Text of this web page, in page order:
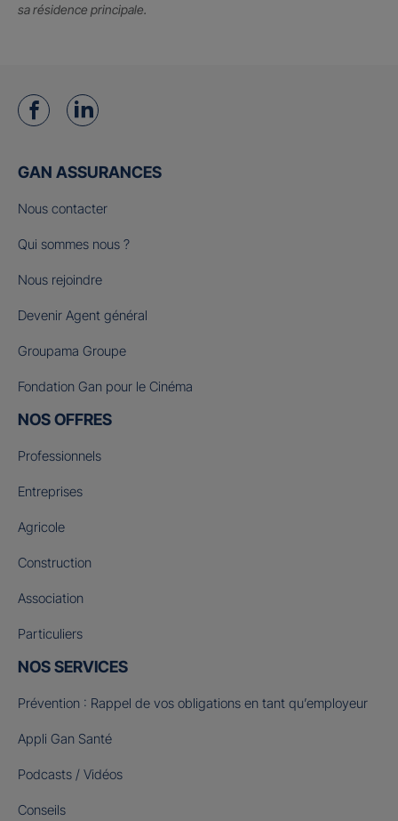
sa résidence principale.
GAN ASSURANCES
Nous contacter
Qui sommes nous ?
Nous rejoindre
Devenir Agent général
Groupama Groupe
Fondation Gan pour le Cinéma
NOS OFFRES
Professionnels
Entreprises
Agricole
Construction
Association
Particuliers
NOS SERVICES
Prévention : Rappel de vos obligations en tant qu’employeur
Appli Gan Santé
Podcasts / Vidéos
Conseils